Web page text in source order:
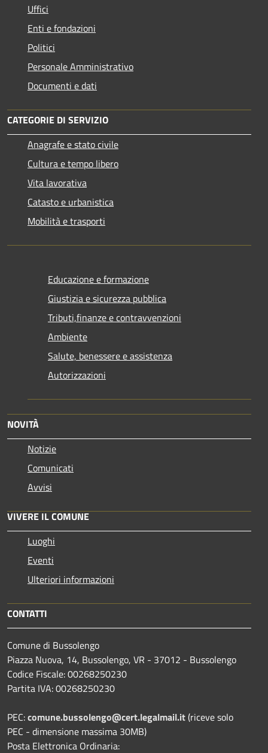
Uffici
Enti e fondazioni
Politici
Personale Amministrativo
Documenti e dati
CATEGORIE DI SERVIZIO
Anagrafe e stato civile
Cultura e tempo libero
Vita lavorativa
Catasto e urbanistica
Mobilità e trasporti
Educazione e formazione
Giustizia e sicurezza pubblica
Tributi,finanze e contravvenzioni
Ambiente
Salute, benessere e assistenza
Autorizzazioni
NOVITÀ
Notizie
Comunicati
Avvisi
VIVERE IL COMUNE
Luoghi
Eventi
Ulteriori informazioni
CONTATTI
Comune di Bussolengo
Piazza Nuova, 14, Bussolengo, VR - 37012 - Bussolengo
Codice Fiscale: 00268250230
Partita IVA: 00268250230
PEC:comune.bussolengo@cert.legalmail.it(riceve solo
PEC - dimensione massima 30MB)
Posta Elettronica Ordinaria: